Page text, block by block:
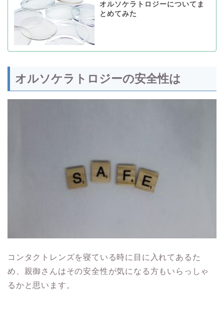
オルソケラトロジーについてま
とめてみた
オルソケラトロジーの安全性は
コンタクトレンズを寝ている時に目に入れてあるた
め、親御さんはその安全性が気になる方もいらっしゃ
るかと思います。